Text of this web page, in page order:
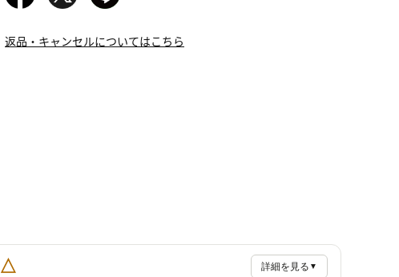
返品・キャンセルについてはこちら
△ 詳細を見る ▼